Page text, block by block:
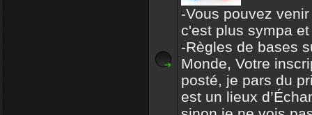
ans
mastercoach
31 Déc 2017 10:32
l-iap-t3413.html
Enjoy
30 Déc 2017 16:47
-Vous pouvez
c'est plus sympa
-Règles de bases
Monde, Votre
posté, je pars du
est un lieux